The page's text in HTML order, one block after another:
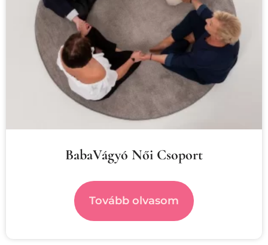
BabaVágyó Női Csoport
Tovább olvasom